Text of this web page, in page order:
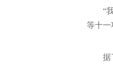
“
等十
据